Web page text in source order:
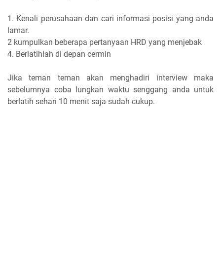
1. Kenali perusahaan dan cari informasi posisi yang anda
lamar.
2 kumpulkan beberapa pertanyaan HRD yang menjebak
4. Berlatihlah di depan cermin
Jika teman teman akan menghadiri interview maka
sebelumnya coba lungkan waktu senggang anda untuk
berlatih sehari 10 menit saja sudah cukup.